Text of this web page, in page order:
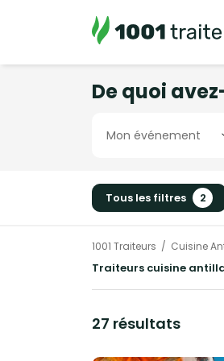
De quoi
Tous les filtres 2
1001 Traiteurs Cuisine
Traiteurs cuisine
27 résultats